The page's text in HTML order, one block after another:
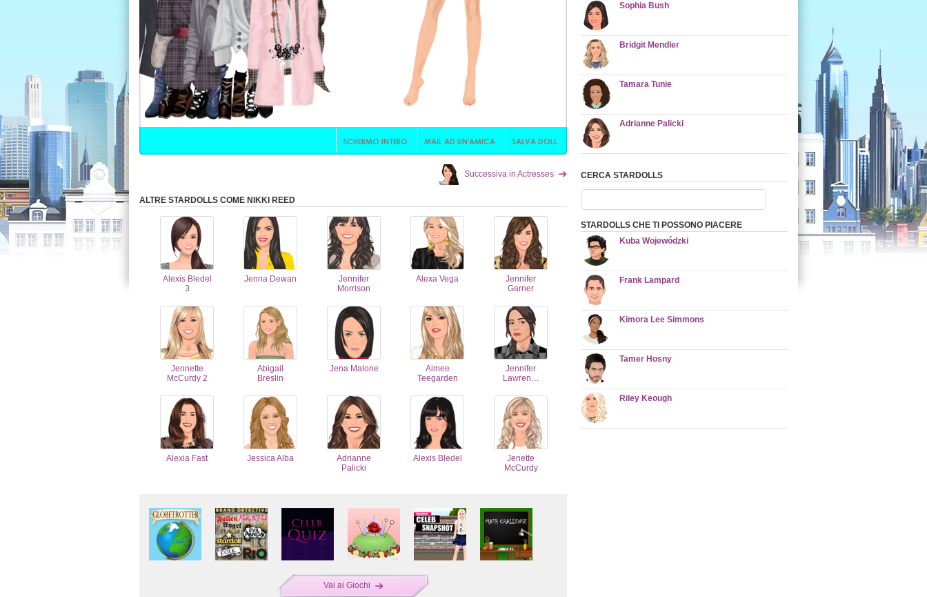
Successiva in Actresses
ALTRE STARDOLLS COME NIKKI REED
Alexis Bledel
3
Jenna Dewan
Jennifer
Morrison
Alexa Vega
Jennifer
Garner
Jennette
McCurdy 2
Abigail
Breslin
Jena Malone
Aimee
Teegarden
Jennifer
Lawren…
Alexia Fast Jessica Alba
Adrianne
Palicki
Alexis Bledel
Jenette
McCurdy
Vai ai Giochi
Sophia Bush
Bridgit Mendler
Tamara Tunie
Adrianne Palicki
CERCA STARDOLLS
STARDOLLS CHE TI POSSONO PIACERE
Kuba Wojewódzki
Frank Lampard
Kimora Lee Simmons
Tamer Hosny
Riley Keough